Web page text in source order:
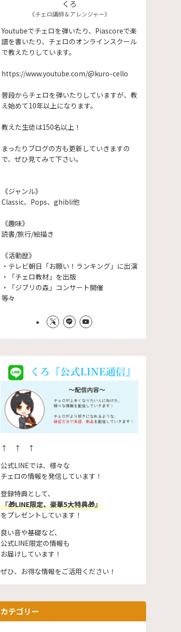
くろ
《チェロ講師＆アレンジャー》
Youtubeでチェロを弾いたり、Piascoreで楽
譜を書いたり、チェロのオンラインスクール
で教えたりしています。
https://www.youtube.com/@kuro-cello
普段からチェロを弾いたりしていますが、教
え始めて10年以上になります。
​教えた生徒は150名以上！
まったりブログの方も更新していきますの
で、ぜひ見てみて下さい。
《ジャンル》
Classic、Pops、ghibli他
《趣味》
読書/旅行/絵描き
《活動歴》
・テレビ朝日「お願い！ランキング」に出演
・「チェロ教材」を出版
・「ジブリの森」コンサート開催
等々
↑ ↑ ↑
公式LINEでは、様々な
チェロの情報を発信しています！
登録特典として、
『🎁LINE限定、豪華5大特典🎁』
をプレゼントしています！
良い音や基礎など、
公式LINE限定の情報も
お届けしています！
ぜひ、お得な情報をご活用ください！
カテゴリー